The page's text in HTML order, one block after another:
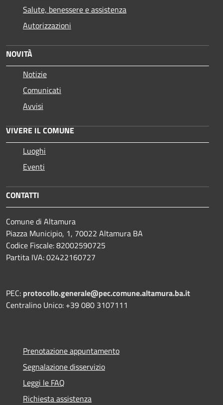
Salute, benessere e assistenza
Autorizzazioni
NOVITÀ
Notizie
Comunicati
Avvisi
VIVERE IL COMUNE
Luoghi
Eventi
CONTATTI
Comune di Altamura
Piazza Municipio, 1, 70022 Altamura BA
Codice Fiscale: 82002590725
Partita IVA: 02422160727
PEC: protocollo.generale@pec.comune.altamura.ba.it
Centralino Unico: +39 080 3107111
Prenotazione appuntamento
Segnalazione disservizio
Leggi le FAQ
Richiesta assistenza